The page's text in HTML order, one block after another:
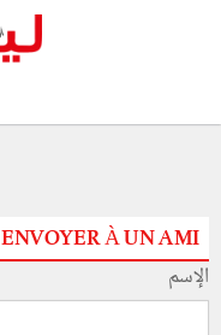
ENVOYER À UN AMI
الإسم